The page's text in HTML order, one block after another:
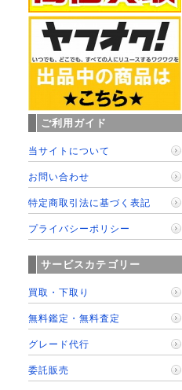
ご利用ガイド
当サイトについて
お問い合わせ
特定商取引法に基づく表記
プライバシーポリシー
サービスカテゴリー
買取・下取り
無料鑑定・無料査定
グレード代行
委託販売